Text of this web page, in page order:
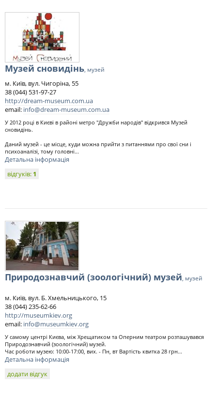
Музей сновидінь, музей
м. Київ, вул. Чигоріна, 55
38 (044) 531-97-27
http://dream-museum.com.ua
email: info@dream-museum.com.ua
У 2012 році в Києві в районі метро "Дружби народів" відкрився Музей
сновидінь.
Даний музей - це місце, куди можна прийти з питаннями про свої сни і
психоаналізі, тому головні...
Детальна інформація
відгуків: 1
Природознавчий (зоологічний) музей, музей
м. Київ, вул. Б. Хмельницького, 15
38 (044) 235-62-66
http://museumkiev.org
email: info@museumkiev.org
У самому центрі Києва, між Хрещатиком та Оперним театром розташувався
Природознавчий (зоологічний) музей.
Час роботи музею: 10:00-17:00, вих. - Пн, вт Вартість квитка 28 грн...
Детальна інформація
додати відгук